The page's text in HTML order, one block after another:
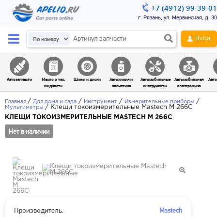
Вход
Автозапчасти
Масло и тех.
жидкости
Шины и диски
Автохимия и
косметика
Автомобильные
инструменты
Автомобильная
электроника
Главная / Для дома и сада / Инструмент / Измерительные приборы /
Мультиметры /
Клещи токоизмерительные Mastech M 266C
КЛЕЩИ ТОКОИЗМЕРИТЕЛЬНЫЕ MASTECH M 266C
Нет в наличии
Производитель: Mastech
+7 (4912) 99-39-01
г. Рязань, ул. Мервинская, д. 30